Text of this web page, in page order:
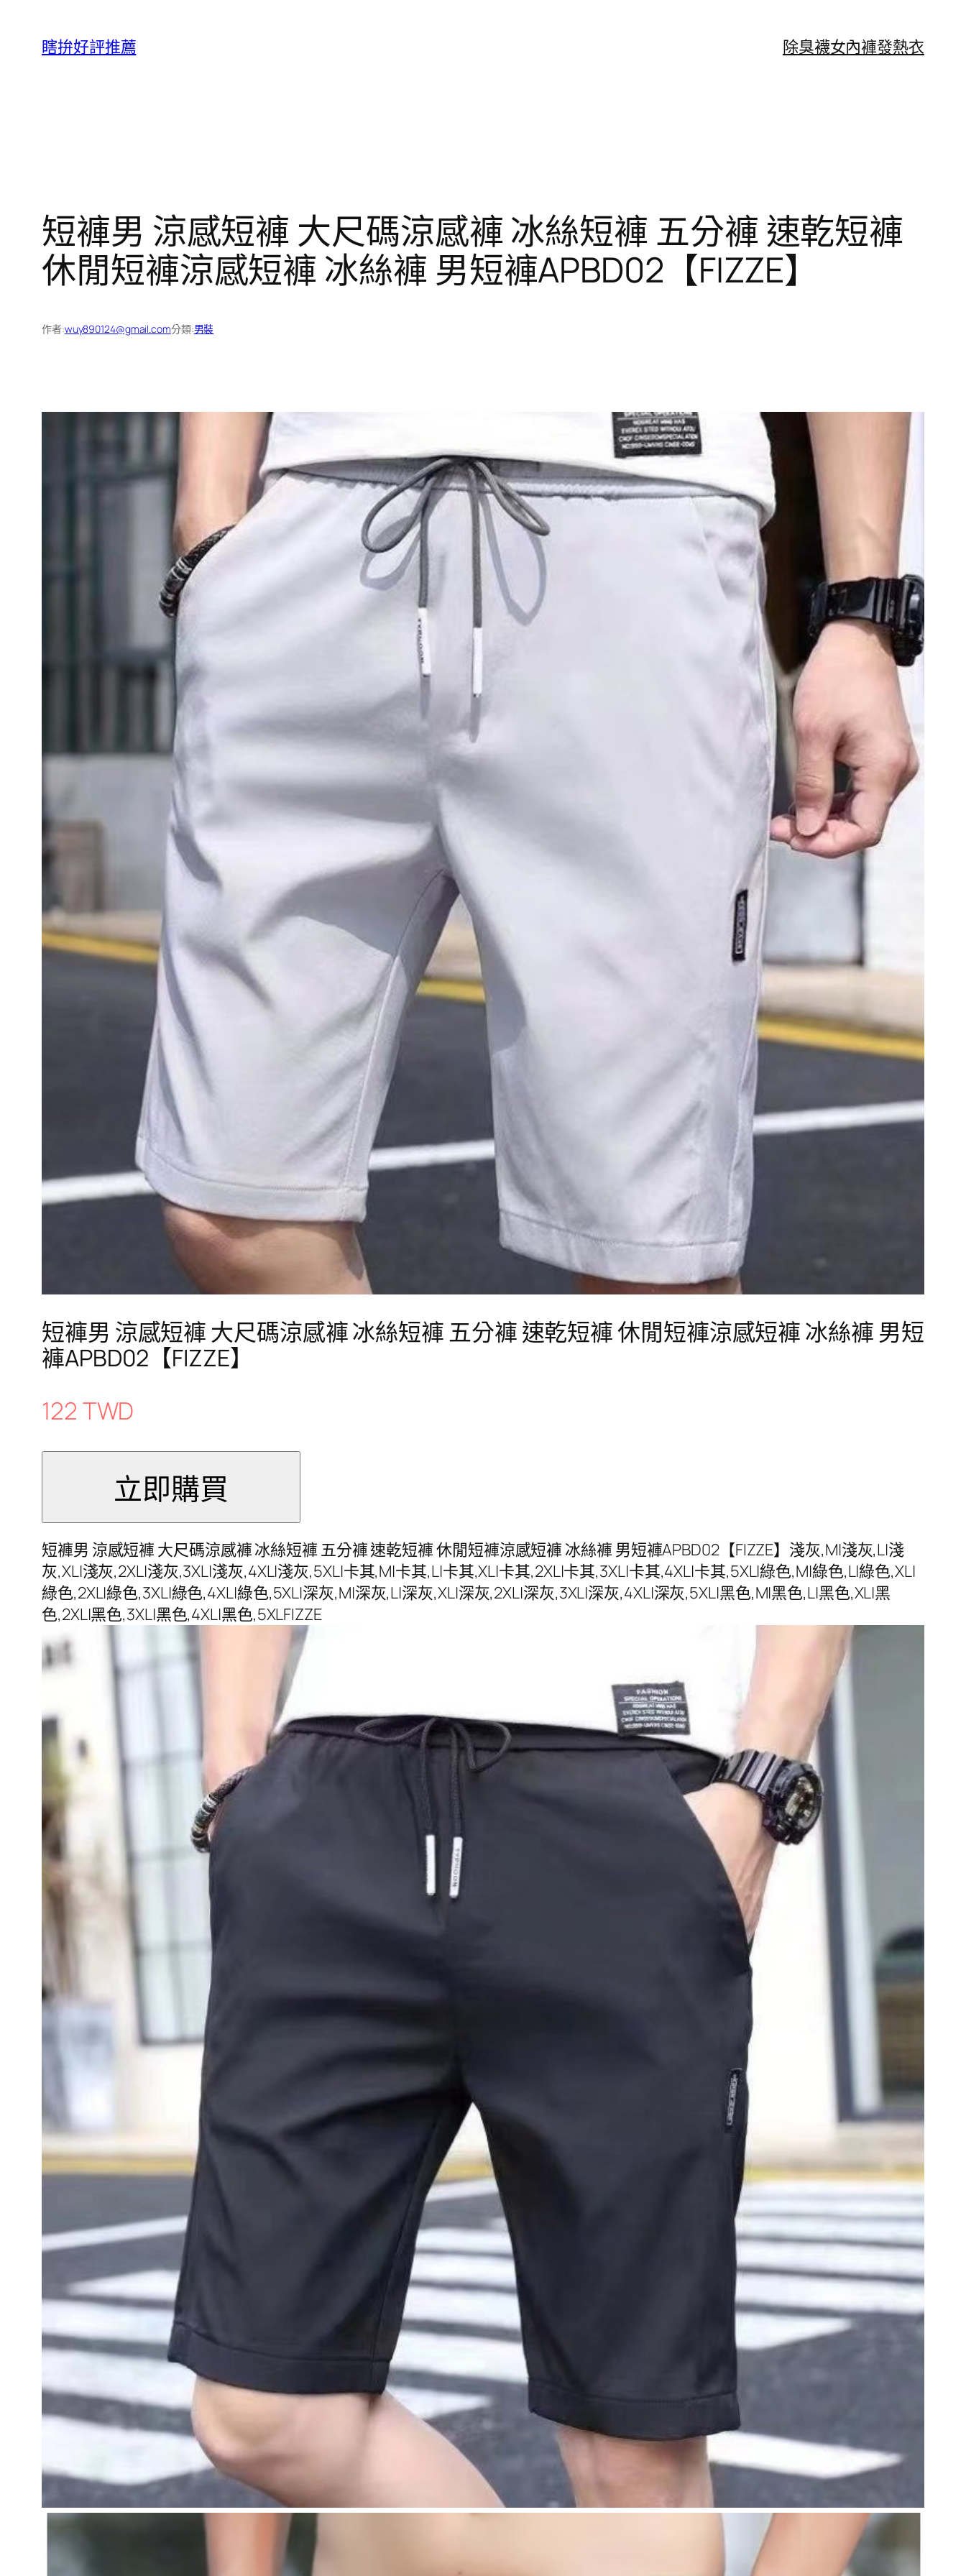
瞎拚好評推薦 除臭襪女內褲發熱衣
短褲男 涼感短褲 大尺碼涼感褲 冰絲短褲 五分褲 速乾短褲
休閒短褲涼感短褲 冰絲褲 男短褲APBD02【FIZZE】
作者:wuy890124@gmail.com分類:男裝
短褲男 涼感短褲 大尺碼涼感褲 冰絲短褲 五分褲 速乾短褲 休閒短褲涼感短褲 冰絲褲 男短
褲APBD02【FIZZE】
122 TWD
短褲男 涼感短褲 大尺碼涼感褲 冰絲短褲 五分褲 速乾短褲 休閒短褲涼感短褲 冰絲褲 男短褲APBD02【FIZZE】淺灰,M|淺灰,L|淺
灰,XL|淺灰,2XL|淺灰,3XL|淺灰,4XL|淺灰,5XL|卡其,M|卡其,L|卡其,XL|卡其,2XL|卡其,3XL|卡其,4XL|卡其,5XL|綠色,M|綠色,L|綠色,XL|
綠色,2XL|綠色,3XL|綠色,4XL|綠色,5XL|深灰,M|深灰,L|深灰,XL|深灰,2XL|深灰,3XL|深灰,4XL|深灰,5XL|黑色,M|黑色,L|黑色,XL|黑
色,2XL|黑色,3XL|黑色,4XL|黑色,5XLFIZZE